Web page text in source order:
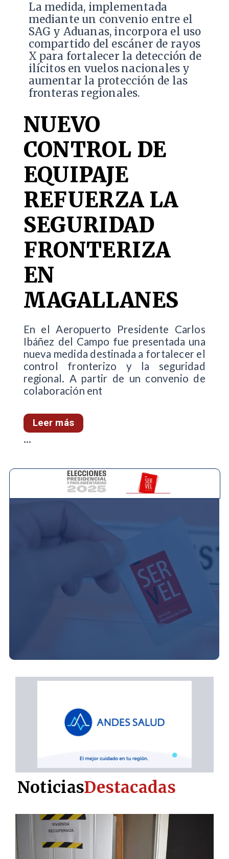
La medida, implementada
mediante un convenio entre el
SAG y Aduanas, incorpora el uso
compartido del escáner de rayos
X para fortalecer la detección de
ilícitos en vuelos nacionales y
aumentar la protección de las
fronteras regionales.
NUEVO
CONTROL DE
EQUIPAJE
REFUERZA LA
SEGURIDAD
FRONTERIZA
EN
MAGALLANES
En el Aeropuerto Presidente Carlos
Ibáñez del Campo fue presentada una
nueva medida destinada a fortalecer el
control fronterizo y la seguridad
regional. A partir de un convenio de
colaboración ent
Leer más
...
NoticiasDestacadas